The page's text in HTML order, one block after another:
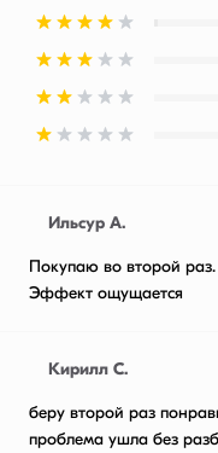
Ильсур А.
Покупаю во второй
Эффект ощущается
Кирилл С.
беру второй раз
проблема ушла без